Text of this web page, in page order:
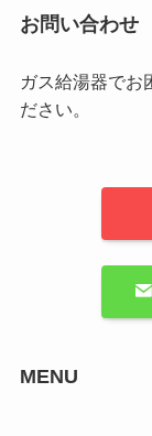
お問い合わせ
ガス給湯器でお
ださい。
MENU